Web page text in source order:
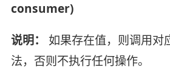
consumer)
说明：
如果存在值，则调用
法，否则不执行任何操作。